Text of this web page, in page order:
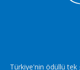
Türkiye'nin ödüllü tek